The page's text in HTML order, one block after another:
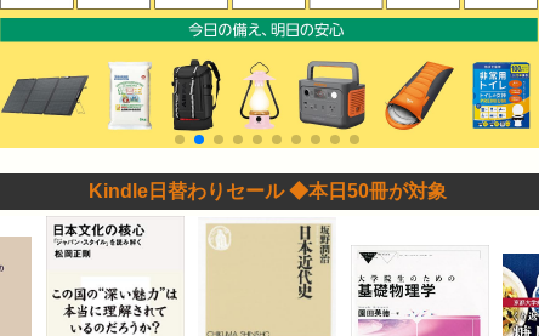
Kindle日替わりセール ◆本日50冊が対象